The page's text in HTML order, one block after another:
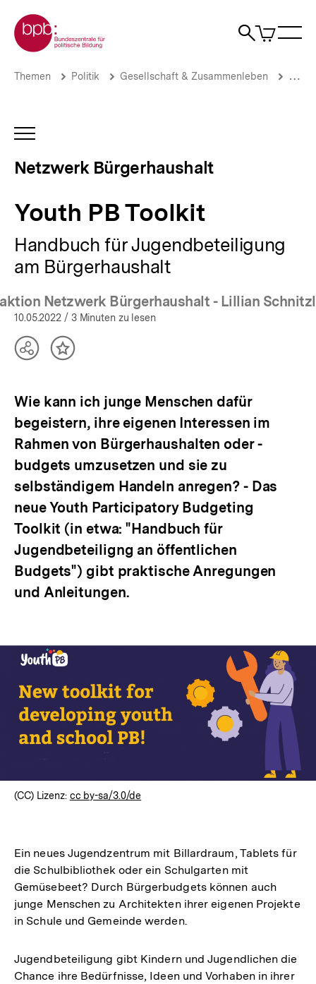
zum
Seiteninhalt
springen
Zur Startseite der bpb
Suche
Artikel
im
Youth
Netzwerk
Bürgerhaushalt
bpb.de
Brotkrümelnavigation
Pfadnavigation
Themen Politik Gesellschaft & Zusammenleben
INHALTSNAVIGATION
Netzwerk Bürgerhaushalt
Youth PB Toolkit
Handbuch für Jugendbeteiligung
am Bürgerhaushalt
Netzwerk Bürgerhaushalt - Lillian
10.05.2022 / 3 Minuten zu lesen
TeilenInhalt
Wie kann ich junge Menschen dafür
begeistern, ihre eigenen Interessen im
Rahmen von Bürgerhaushalten oder -
budgets umzusetzen und sie zu
selbständigem Handeln anregen? - Das
neue Youth Participatory Budgeting
Toolkit (in etwa: "Handbuch für
Jugendbeteiligng an öffentlichen
Budgets") gibt praktische Anregungen
und Anleitungen.
(CC) Lizenz: cc by-sa/3.0/de
Ein neues Jugendzentrum mit Billardraum, Tablets für
die Schulbibliothek oder ein Schulgarten mit
Gemüsebeet? Durch Bürgerbudgets können auch
junge Menschen zu Architekten ihrer eigenen Projekte
in Schule und Gemeinde werden.
Jugendbeteiligung gibt Kindern und Jugendlichen die
Chance ihre Bedürfnisse, Ideen und Vorhaben in ihrer